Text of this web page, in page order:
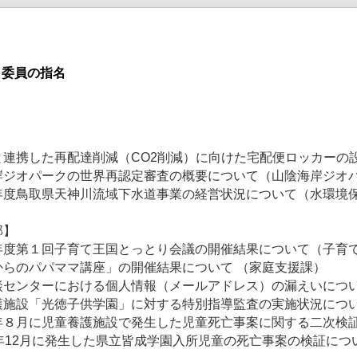
員の指名
連携した再配達削減（CO2削減）に向けた宅配便ロッカーの
ジオパークの世界再認定審査の概要について（山陰海岸ジオ
度鳥取県天神川流域下水道事業の経営状況について（水環境
度第１回子育て王国とっとり会議の開催結果について（子育
らのパパママ講座」の開催結果について （家庭支援課）
センターにおける個人情報（メールアドレス）の漏えいにつ
施設「光徳子供学園」に対する特別指導監査の実施状況につ
８月に児童養護施設で発生した児童死亡事案に関する二次検
12月に発生した県立皆成学園入所児童の死亡事案の検証につ